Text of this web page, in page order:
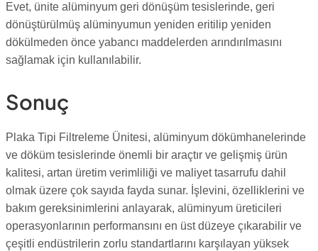
Evet, ünite alüminyum geri dönüşüm tesislerinde, geri
dönüştürülmüş alüminyumun yeniden eritilip yeniden
dökülmeden önce yabancı maddelerden arındırılmasını
sağlamak için kullanılabilir.
Sonuç
Plaka Tipi Filtreleme Ünitesi, alüminyum dökümhanelerinde
ve döküm tesislerinde önemli bir araçtır ve gelişmiş ürün
kalitesi, artan üretim verimliliği ve maliyet tasarrufu dahil
olmak üzere çok sayıda fayda sunar. İşlevini, özelliklerini ve
bakım gereksinimlerini anlayarak, alüminyum üreticileri
operasyonlarının performansını en üst düzeye çıkarabilir ve
çeşitli endüstrilerin zorlu standartlarını karşılayan yüksek